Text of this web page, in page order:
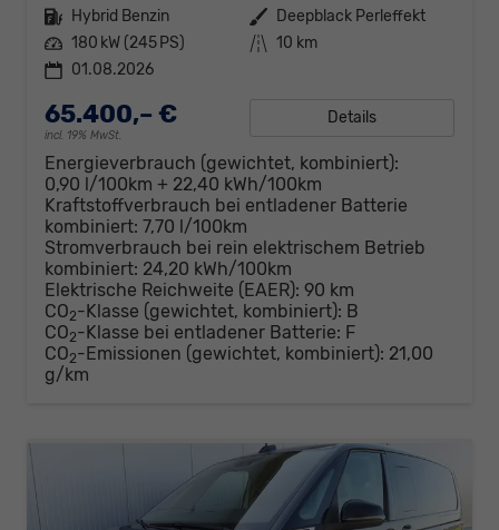
Kraftstoff Hybrid Benzin Außenfarbe Deepblack Perleffekt
Leistung 180 kW (245 PS) Kilometerstand 10 km
01.08.2026
65.400,– €
incl. 19% MwSt.
Details
Energieverbrauch (gewichtet, kombiniert):
0,90 l/100km + 22,40 kWh/100km
Kraftstoffverbrauch bei entladener Batterie
kombiniert: 7,70 l/100km
Stromverbrauch bei rein elektrischem Betrieb
kombiniert: 24,20 kWh/100km
Elektrische Reichweite (EAER): 90 km
CO2-Klasse (gewichtet, kombiniert): B
CO2-Klasse bei entladener Batterie: F
CO2-Emissionen (gewichtet, kombiniert): 21,00
g/km